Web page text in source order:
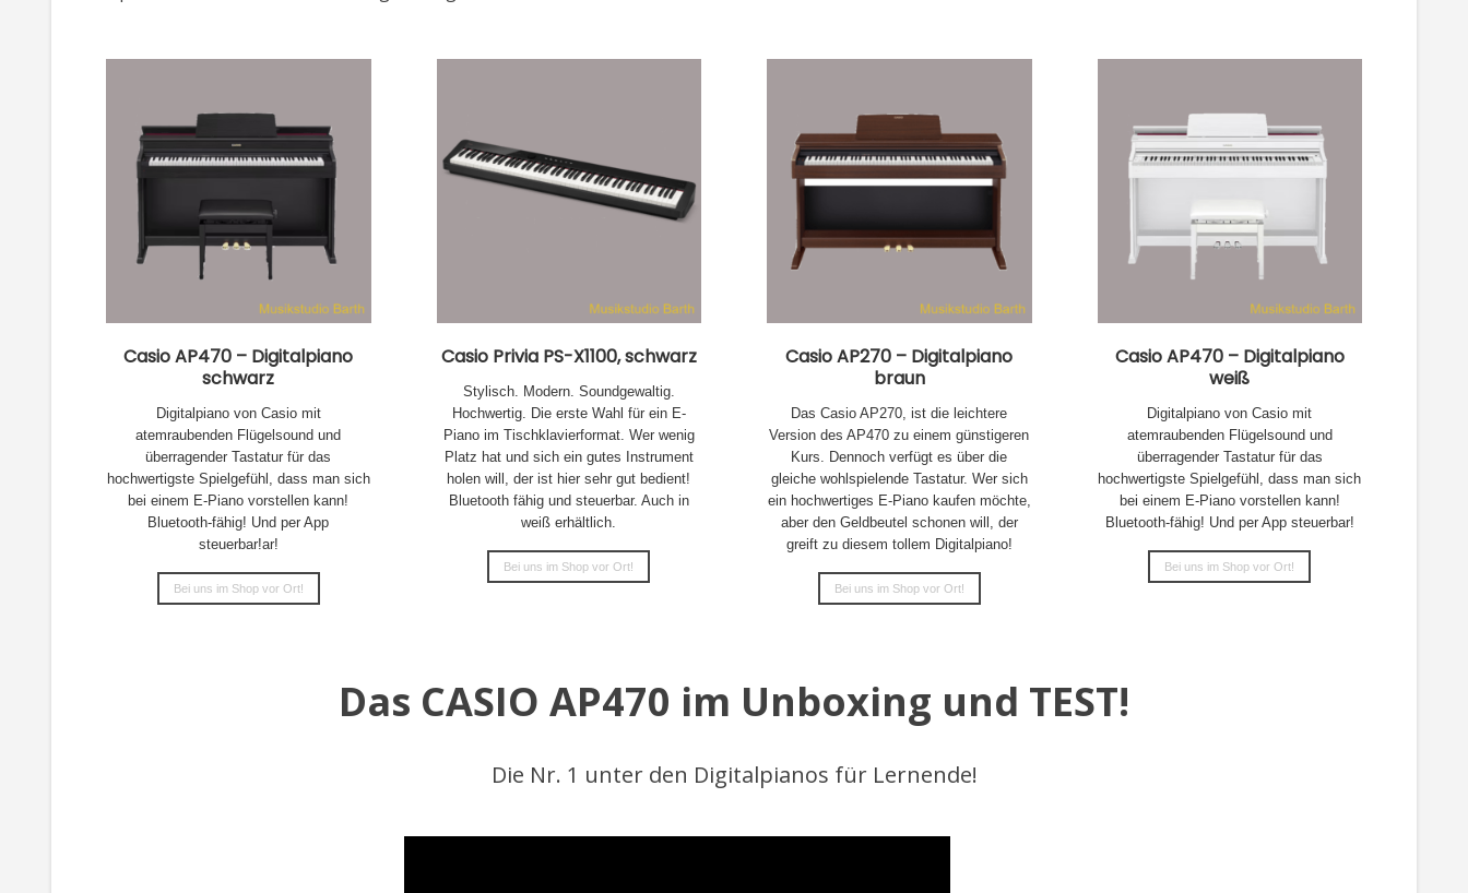
Casio AP470 – Digitalpiano
schwarz
Digitalpiano von Casio mit
atemraubenden Flügelsound und
überragender Tastatur für das
hochwertigste Spielgefühl, dass man sich
bei einem E-Piano vorstellen kann!
Bluetooth-fähig! Und per App
steuerbar!ar!
Bei uns im Shop vor Ort!
Casio Privia PS-X1100, schwarz
Stylisch. Modern. Soundgewaltig.
Hochwertig. Die erste Wahl für ein E-
Piano im Tischklavierformat. Wer wenig
Platz hat und sich ein gutes Instrument
holen will, der ist hier sehr gut bedient!
Bluetooth fähig und steuerbar. Auch in
weiß erhältlich.
Bei uns im Shop vor Ort!
Casio AP270 – Digitalpiano
braun
Das Casio AP270, ist die leichtere
Version des AP470 zu einem günstigeren
Kurs. Dennoch verfügt es über die
gleiche wohlspielende Tastatur. Wer sich
ein hochwertiges E-Piano kaufen möchte,
aber den Geldbeutel schonen will, der
greift zu diesem tollem Digitalpiano!
Bei uns im Shop vor Ort!
Casio AP470 – Digitalpiano
weiß
Digitalpiano von Casio mit
atemraubenden Flügelsound und
überragender Tastatur für das
hochwertigste Spielgefühl, dass man sich
bei einem E-Piano vorstellen kann!
Bluetooth-fähig! Und per App steuerbar!
Bei uns im Shop vor Ort!
Das CASIO AP470 im Unboxing und TEST!
Die Nr. 1 unter den Digitalpianos für Lernende!